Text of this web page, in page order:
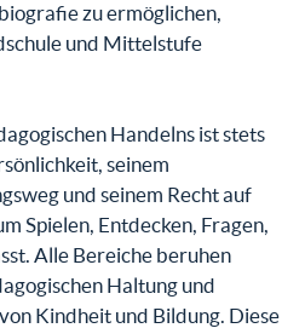
zu ermöglichen,
und Mittelstufe
Handelns ist stets
seinem
und seinem Recht auf
Spielen, Entdecken, Fragen,
Alle Bereiche beruhen
Haltung und
Kindheit und Bildung. Diese